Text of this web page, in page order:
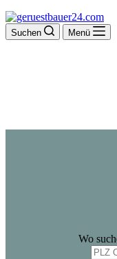
Suchen Menü
Wo